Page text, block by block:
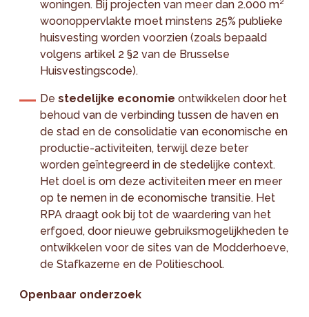
woningen. Bij projecten van meer dan 2.000 m²
woonoppervlakte moet minstens 25% publieke
huisvesting worden voorzien (zoals bepaald
volgens artikel 2 §2 van de Brusselse
Huisvestingscode).
Destedelijke economie ontwikkelen door het
behoud van de verbinding tussen de haven en
de stad en de consolidatie van economische en
productie-activiteiten, terwijl deze beter
worden geïntegreerd in de stedelijke context.
Het doel is om deze activiteiten meer en meer
op te nemen in de economische transitie. Het
RPA draagt ook bij tot de waardering van het
erfgoed, door nieuwe gebruiksmogelijkheden te
ontwikkelen voor de sites van de Modderhoeve,
de Stafkazerne en de Politieschool.
Openbaar onderzoek